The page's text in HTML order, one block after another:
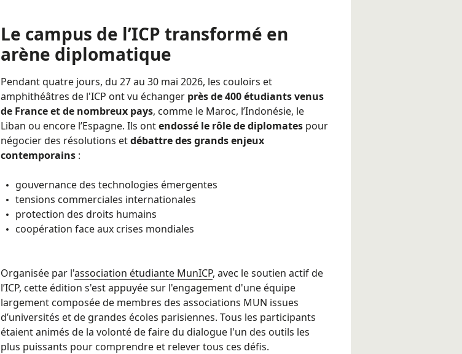
Le campus de l’ICP transformé en
arène diplomatique
Pendant quatre jours, du 27 au 30 mai 2026, les couloirs et
amphithéâtres de l'ICP ont vu échanger près de 400 étudiants venus
de France et de nombreux pays, comme le Maroc, l’Indonésie, le
Liban ou encore l’Espagne. Ils ontendossé le rôle de diplomates pour
négocier des résolutions etdébattre des grands enjeux
contemporains :
gouvernance des technologies émergentes
tensions commerciales internationales
protection des droits humains
coopération face aux crises mondiales
Organisée par l'association étudiante MunICP, avec le soutien actif de
l’ICP, cette édition s'est appuyée sur l'engagement d'une équipe
largement composée de membres des associations MUN issues
d’universités et de grandes écoles parisiennes. Tous les participants
étaient animés de la volonté de faire du dialogue l'un des outils les
plus puissants pour comprendre et relever tous ces défis.